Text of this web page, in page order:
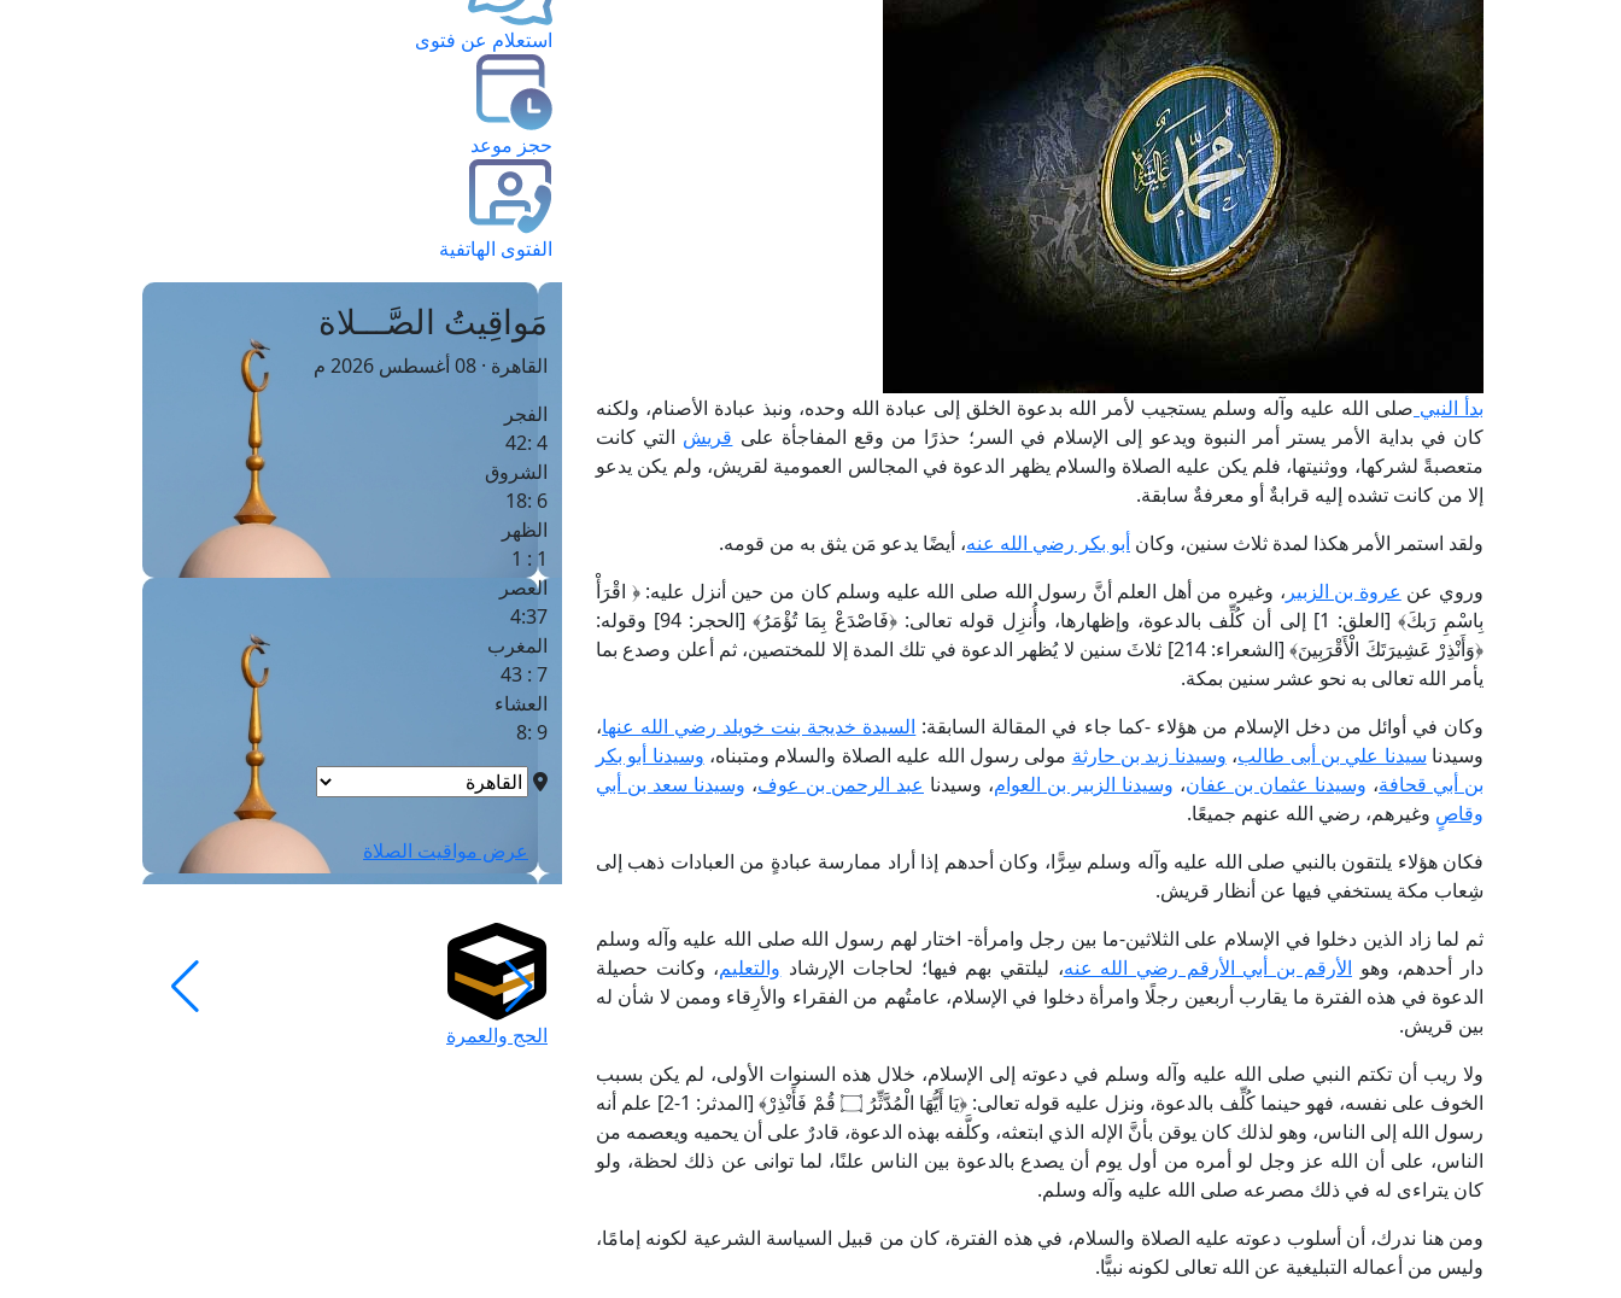
بدأ النبي صلى الله عليه وآله وسلم يستجيب لأمر الله بدعوة الخلق إلى عبادة الله وحده، ونبذ عبادة الأصنام، ولكنه
كان في بداية الأمر يستر أمر النبوة ويدعو إلى الإسلام في السر؛ حذرًا من وقع المفاجأة على قريش التي كانت
متعصبةً لشركها، ووثنيتها، فلم يكن عليه الصلاة والسلام يظهر الدعوة في المجالس العمومية لقريش، ولم يكن يدعو
إلا من كانت تشده إليه قرابةٌ أو معرفةٌ سابقة.
ولقد استمر الأمر هكذا لمدة ثلاث سنين، وكان أبو بكر رضي الله عنه، أيضًا يدعو مَن يثق به من قومه.
وروي عن عروة بن الزبير ، وغيره من أهل العلم أنَّ رسول الله صلى الله عليه وسلم كان من حين أنزل عليه: ﴿ اقْرَأْ
بِاسْمِ رَبكَ﴾ [العلق: 1] إلى أن كُلِّف بالدعوة، وإظهارها، وأُنزِل قوله تعالى: ﴿فَاصْدَعْ بِمَا تُؤْمَرُ﴾ [الحجر: 94] وقوله:
﴿وَأَنْذِرْ عَشِيرَتَكَ الْأَقْرَبِينَ﴾ [الشعراء: 214] ثلاثَ سنين لا يُظهر الدعوة في تلك المدة إلا للمختصين، ثم أعلن وصدع بما
يأمر الله تعالى به نحو عشر سنين بمكة.
وكان في أوائل من دخل الإسلام من هؤلاء -كما جاء في المقالة السابقة: السيدة خديجة بنت خويلد رضي الله عنها،
وسيدنا سيدنا علي بن أبى طالب، وسيدنا زيد بن حارثة مولى رسول الله عليه الصلاة والسلام ومتبناه، وسيدنا أبو بكر
بن أبي قحافة، وسيدنا عثمان بن عفان، وسيدنا الزبير بن العوام، وسيدنا عبد الرحمن بن عوف، وسيدنا سعد بن أبي
وقاصٍ وغيرهم، رضي الله عنهم جميعًا.
فكان هؤلاء يلتقون بالنبي صلى الله عليه وآله وسلم سِرًّا، وكان أحدهم إذا أراد ممارسة عبادةٍ من العبادات ذهب إلى
شِعاب مكة يستخفي فيها عن أنظار قريش.
ثم لما زاد الذين دخلوا في الإسلام على الثلاثين-ما بين رجل وامرأة- اختار لهم رسول الله صلى الله عليه وآله وسلم
دار أحدهم، وهو الأرقم بن أبي الأرقم رضي الله عنه، ليلتقي بهم فيها؛ لحاجات الإرشاد والتعليم، وكانت حصيلة
الدعوة في هذه الفترة ما يقارب أربعين رجلًا وامرأة دخلوا في الإسلام، عامتُهم من الفقراء والأرِقاء وممن لا شأن له
بين قريش.
ولا ريب أن تكتم النبي صلى الله عليه وآله وسلم في دعوته إلى الإسلام، خلال هذه السنوات الأولى، لم يكن بسبب
الخوف على نفسه، فهو حينما كُلِّف بالدعوة، ونزل عليه قوله تعالى: ﴿يَا أَيُّهَا الْمُدَّثِّرُ ۝ قُمْ فَأَنْذِرْ﴾ [المدثر: 1-2] علم أنه
رسول الله إلى الناس، وهو لذلك كان يوقن بأنَّ الإله الذي ابتعثه، وكلَّفه بهذه الدعوة، قادرٌ على أن يحميه ويعصمه من
الناس، على أن الله عز وجل لو أمره من أول يوم أن يصدع بالدعوة بين الناس علنًا، لما توانى عن ذلك لحظة، ولو
كان يتراءى له في ذلك مصرعه صلى الله عليه وآله وسلم.
ومن هنا ندرك، أن أسلوب دعوته عليه الصلاة والسلام، في هذه الفترة، كان من قبيل السياسة الشرعية لكونه إمامًا،
وليس من أعماله التبليغية عن الله تعالى لكونه نبيًّا.
استعلام عن فتوى
حجز موعد
الفتوى الهاتفية
مَواقِيتُ الصَّـــلاة
القاهرة · 08 أغسطس 2026 م
الفجر
4 :42
الشروق
6 :18
الظهر
1 : 1
العصر
4:37
المغرب
7 : 43
العشاء
9 :8
عرض مواقيت الصلاة
الحج والعمرة